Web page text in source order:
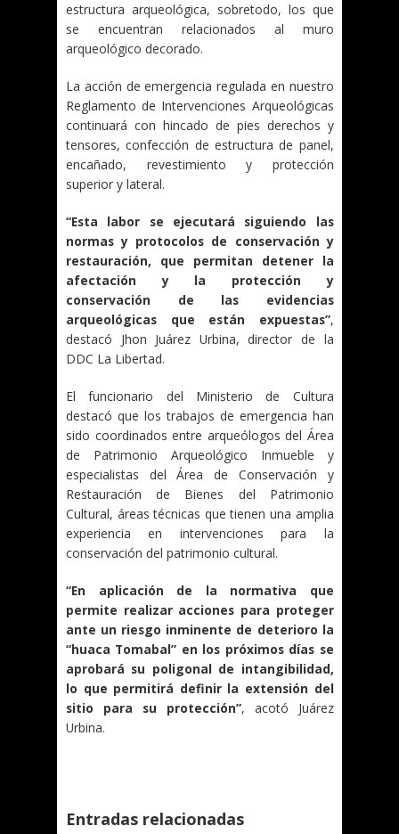
estructura arqueológica, sobretodo, los que
se encuentran relacionados al muro
arqueológico decorado.
La acción de emergencia regulada en nuestro
Reglamento de Intervenciones Arqueológicas
continuará con hincado de pies derechos y
tensores, confección de estructura de panel,
encañado, revestimiento y protección
superior y lateral.
“Esta labor se ejecutará siguiendo las
normas y protocolos de conservación y
restauración, que permitan detener la
afectación y la protección y
conservación de las evidencias
arqueológicas que están expuestas”,
destacó Jhon Juárez Urbina, director de la
DDC La Libertad.
El funcionario del Ministerio de Cultura
destacó que los trabajos de emergencia han
sido coordinados entre arqueólogos del Área
de Patrimonio Arqueológico Inmueble y
especialistas del Área de Conservación y
Restauración de Bienes del Patrimonio
Cultural, áreas técnicas que tienen una amplia
experiencia en intervenciones para la
conservación del patrimonio cultural.
“En aplicación de la normativa que
permite realizar acciones para proteger
ante un riesgo inminente de deterioro la
“huaca Tomabal” en los próximos días se
aprobará su poligonal de intangibilidad,
lo que permitirá definir la extensión del
sitio para su protección”, acotó Juárez
Urbina.
Entradas relacionadas